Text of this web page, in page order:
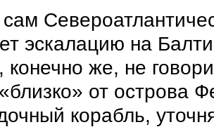
эскалацию на
конечно же, не
от острова
корабль,